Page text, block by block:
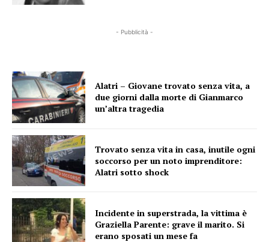
- Pubblicità -
Alatri – Giovane trovato senza vita, a
due giorni dalla morte di Gianmarco
un’altra tragedia
Trovato senza vita in casa, inutile ogni
soccorso per un noto imprenditore:
Alatri sotto shock
Incidente in superstrada, la vittima è
Graziella Parente: grave il marito. Si
erano sposati un mese fa